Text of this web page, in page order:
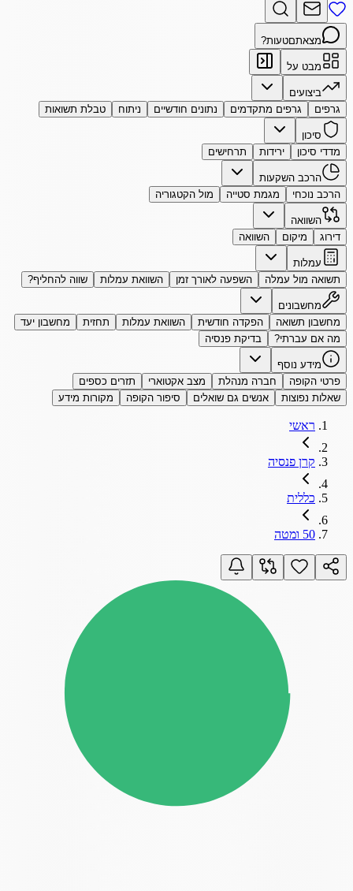
מצאתםטעות?
מבט על
ביצועים
גרפים
גרפים מתקדמים נתונים חודשיים ניתוח טבלת תשואות
סיכון
מדדי סיכון
ירידות תרחישים
הרכב השקעות
הרכב נוכחי
מגמת סטייה מול הקטגוריה
השוואה
דירוג
מיקום השוואה
עמלות
תשואה מול עמלה
השפעה לאורך זמן השוואת עמלות שווה להחליף?
מחשבונים
מחשבון תשואה
הפקדה חודשית השוואת עמלות תחזית
מחשבון יעד
מה אם עברתי?
בדיקת פנסיה
מידע נוסף
פרטי הקופה
חברה מנהלת מצב אקטוארי
תזרים כספים
שאלות נפוצות
אנשים גם שואלים סיפור הקופה מקורות מידע
ראשי
קרן פנסיה
כללית
50 ומטה